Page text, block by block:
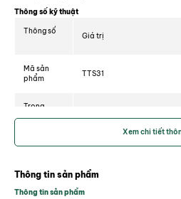
Thông số kỹ thuật
Thông số
Giá trị
Mã sản
phẩm
TTS31
Trọng
lượng
Năm sản
2023
Đối tượng
sử dụng
Xem chi tiết
Thông tin sản phẩm
Thông tin sản phẩm
- Đế thảm làm bằng cao su cao cấp đàn hồi
- Bóng gắn thảm là bóng nhựa đặc ruột.